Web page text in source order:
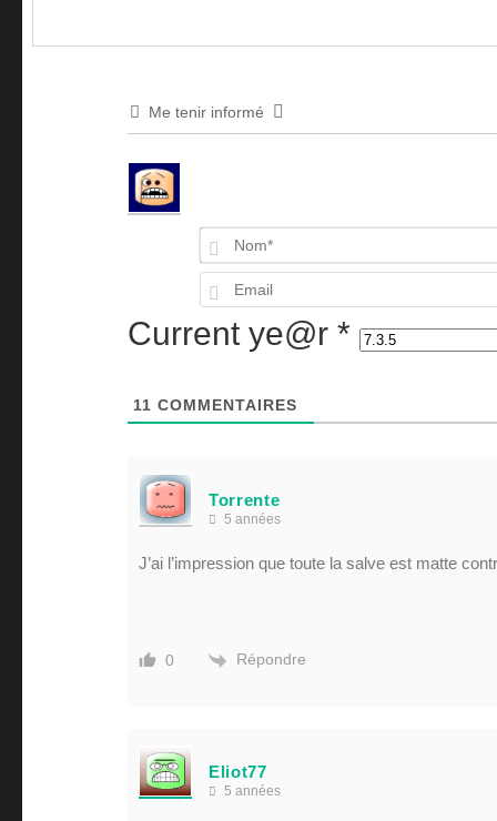
Me tenir informé
Current ye@r *
11 COMMENTAIRES
Torrente
5 années
J’ai l’impression que toute la salve est matte
0 Répondre
Eliot77
5 années